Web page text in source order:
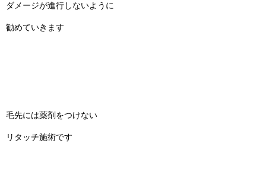
ダメージが進行しないように
勧めていきます
毛先には薬剤をつけない
リタッチ施術です